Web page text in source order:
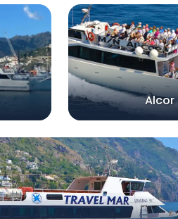
Alcor